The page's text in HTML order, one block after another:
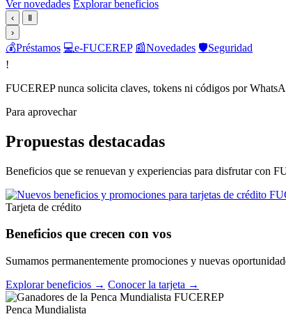
Ver novedades Explorar beneficios
‹
Ⅱ
›
💰Préstamos 💻e-FUCEREP 📰Novedades 🛡️Seguridad
!
FUCEREP nunca solicita claves, tokens ni códigos por
Para aprovechar
Propuestas destacadas
Beneficios que se renuevan y experiencias para disfrutar con
Tarjeta de crédito
Beneficios que crecen con vos
Sumamos permanentemente promociones y nuevas
Explorar beneficios → Conocer la tarjeta →
Penca Mundialista